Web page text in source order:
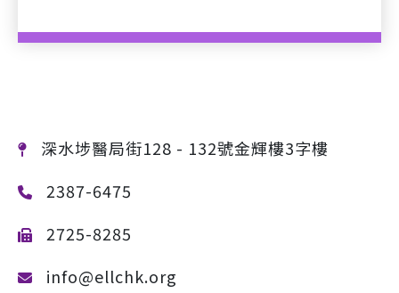
深水埗醫局街128 - 132號金輝樓3字樓
2387-6475
2725-8285
info@ellchk.org